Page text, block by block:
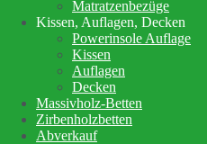
Matratzenbezüge
Kissen, Auflagen, Decken
Powerinsole Auflage
Kissen
Auflagen
Decken
Massivholz-Betten
Zirbenholzbetten
Abverkauf
und
Ihre
Schlafsystem
Matratzen aus reinem